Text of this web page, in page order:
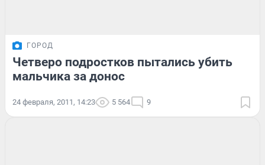
ГОРОД
Четверо подростков пытались убить
мальчика за донос
24 февраля, 2011, 14:23 5 564 9